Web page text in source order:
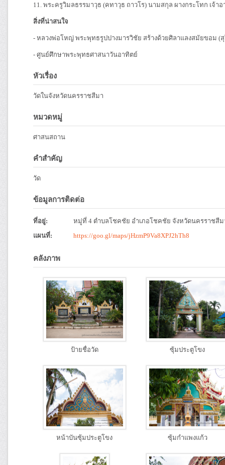
11. พระครูวิมลธรรมาวุธ (คทาวุธ ถาวโร) นามสกุล ผางกระโทก เจ้า
สิ่งที่น่าสนใจ
- หลวงพ่อโหญ่ พระพุทธรูปปางมารวิชัย สร้างด้วยศิลาแลงสมัยขอม (
- ศูนย์ศึกษาพระพุทธศาสนาวันอาทิตย์
หัวเรื่อง
วัดในจังหวัดนครราชสีมา
หมวดหมู่
ศาสนสถาน
คำสำคัญ
วัด
ข้อมูลการติดต่อ
ที่อยู่:
หมู่ที่ 4 ตำบลโชคชัย อำเภอโชคชัย จังหวัดนครราชสีม
แผนที่:
https://goo.gl/maps/jHzmP9Va8XPJ2hTh8
คลังภาพ
ป้ายชื่อวัด ซุ้มประตูโขง
หน้าบันซุ้มประตูโขง ซุ้มกำแพงแก้ว